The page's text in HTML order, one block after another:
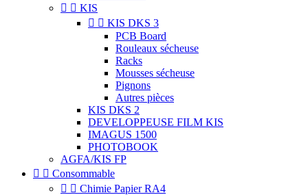
  KIS
  KIS DKS 3
PCB Board
Rouleaux sécheuse
Racks
Mousses sécheuse
Pignons
Autres pièces
KIS DKS 2
DEVELOPPEUSE FILM KIS
IMAGUS 1500
PHOTOBOOK
AGFA/KIS FP
  Consommable
  Chimie Papier RA4